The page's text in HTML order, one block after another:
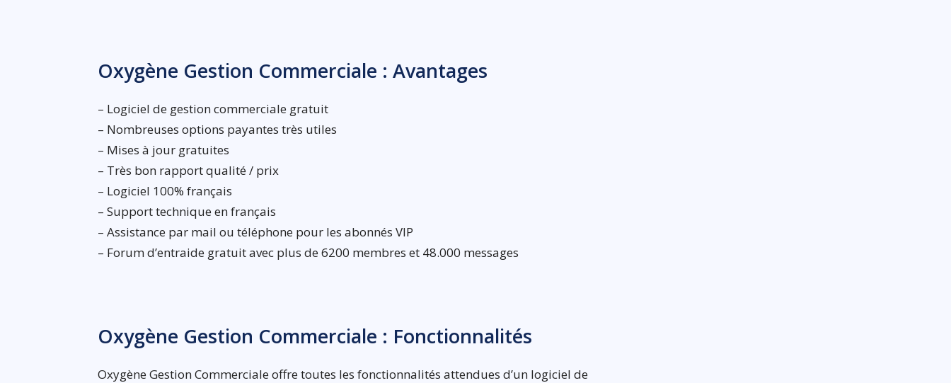
Oxygène Gestion Commerciale : Avantages
– Logiciel de gestion commerciale gratuit
– Nombreuses options payantes très utiles
– Mises à jour gratuites
– Très bon rapport qualité / prix
– Logiciel 100% français
– Support technique en français
– Assistance par mail ou téléphone pour les abonnés VIP
– Forum d’entraide gratuit avec plus de 6200 membres et 48.000 messages
Oxygène Gestion Commerciale : Fonctionnalités
Oxygène Gestion Commerciale offre toutes les fonctionnalités attendues d’un logiciel de